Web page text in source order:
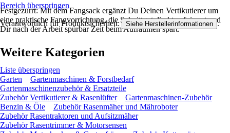
Festgezurrt: Mit dem Fangsack ergänzt Du Deinen Vertikutierer um
eine praktische Fangvorrichtung, die Schnittgut direkt aufnimmt und
Dir nach der Arbeit spürbar Zeit beim Aufräumen spart.
Bereich überspringen
Verantwortlich für Produktsicherheit: Siehe Herstellerinformationen .
Weitere Kategorien
Liste überspringen
Garten
Gartenmaschinen & Forstbedarf
Gartenmaschinenzubehör & Ersatzteile
Zubehör Vertikutierer & Rasenlüfter
Gartenmaschinen-Zubehör
Benzin & Öle
Zubehör Rasenmäher und Mähroboter
Zubehör Rasentraktoren und Aufsitzmäher
Zubehör Rasentrimmer & Motorsensen